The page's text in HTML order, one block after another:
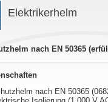
Elektrikerhelm
nach EN 50365
nach EN 50365